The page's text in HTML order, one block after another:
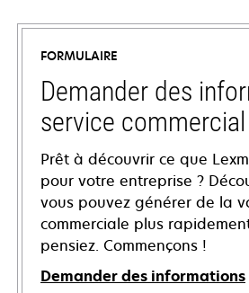
FORMULAIRE
Demander des
service commercial
Prêt à découvrir ce que
pour votre entreprise ?
vous pouvez générer de la
commerciale plus
pensiez. Commençons !
Demander des informations